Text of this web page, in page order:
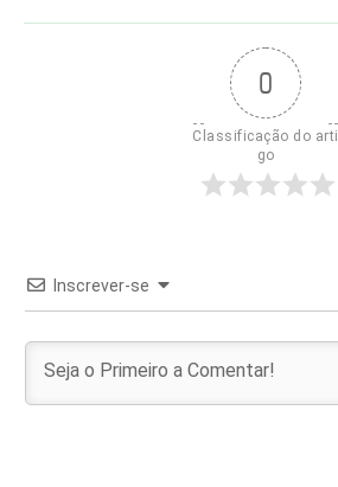
0
Classificação do arti
go
Inscrever-se